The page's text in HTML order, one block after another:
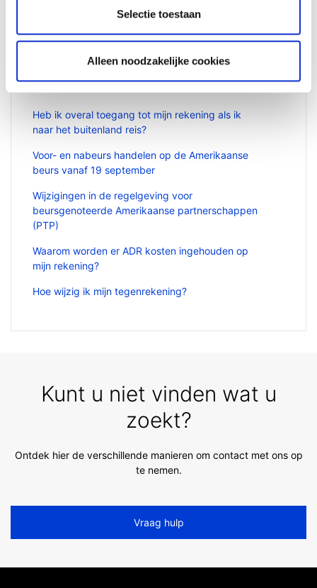
Selectie toestaan
Alleen noodzakelijke cookies
Verwante artikelen
Heb ik overal toegang tot mijn rekening als ik
naar het buitenland reis?
Voor- en nabeurs handelen op de Amerikaanse
beurs vanaf 19 september
Wijzigingen in de regelgeving voor
beursgenoteerde Amerikaanse partnerschappen
(PTP)
Waarom worden er ADR kosten ingehouden op
mijn rekening?
Hoe wijzig ik mijn tegenrekening?
Kunt u niet vinden wat u
zoekt?
Ontdek hier de verschillende manieren om contact met ons op
te nemen.
Vraag hulp